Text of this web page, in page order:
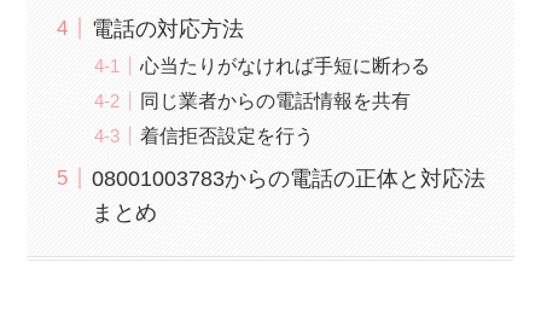
電話の対応方法
心当たりがなければ手短に断わる
同じ業者からの電話情報を共有
着信拒否設定を行う
08001003783からの電話の正体と対応法
まとめ